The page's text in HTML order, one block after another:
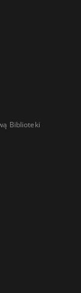
Biblioteki